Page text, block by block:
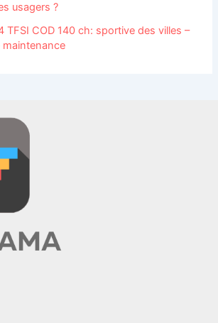
usagers ?
TFSI COD 140 ch: sportive des villes –
maintenance